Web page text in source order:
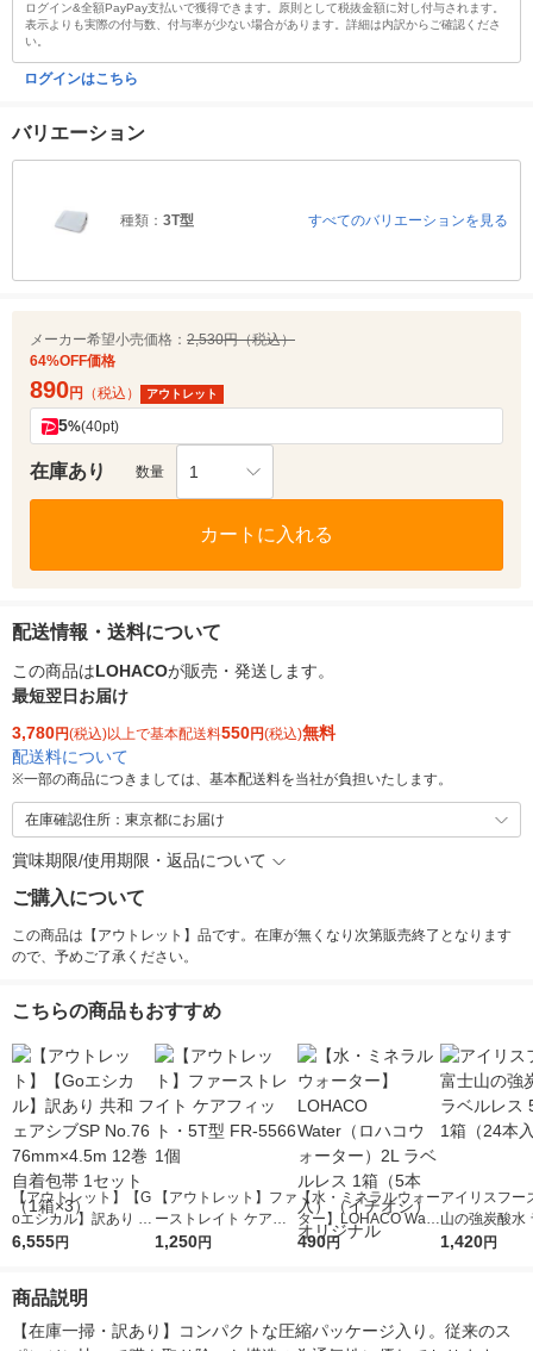
ログイン&全額PayPay支払いで獲得できます。原則として税抜金額に対し付与されます。
表示よりも実際の付与数、付与率が少ない場合があります。詳細は内訳からご確認くださ
い。
ログインはこちら
バリエーション
種類： 3T型 すべてのバリエーションを見る
メーカー希望小売価格： 2,530円（税込）
64%OFF価格
890円 （税込） アウトレット
5%(40pt)
在庫あり 数量 1
カートに入れる
配送情報・送料について
この商品はLOHACOが販売・発送します。
最短翌日お届け
3,780円(税込)以上で基本配送料550円(税込)無料
配送料について
※一部の商品につきましては、基本配送料を当社が負担いたします。
在庫確認住所：東京都にお届け
賞味期限/使用期限・返品について
ご購入について
この商品は【アウトレット】品です。在庫が無くなり次第販売終了となります
ので、予めご了承ください。
こちらの商品もおすすめ
【アウトレット】【G
oエシカル】訳あり 共
和 フェアシブSP No.7
箱×3）
6,555円
【アウトレット】ファ
ーストレイト ケアフ
ィット・5T型 FR-556
1,250円
【水・ミネラルウォー
ター】LOHACO Wate
r（ロハコウォータ
490円
アイリスフー
山の強炭酸水
レス 500ml 1
1,420円
商品説明
【在庫一掃・訳あり】コンパクトな圧縮パッケージ入り。従来のス